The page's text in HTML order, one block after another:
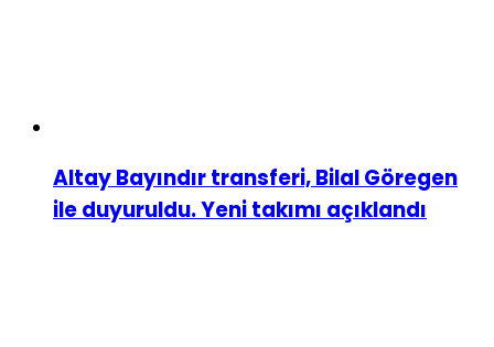
Altay Bayındır transferi, Bilal Göregen
ile duyuruldu. Yeni takımı açıklandı